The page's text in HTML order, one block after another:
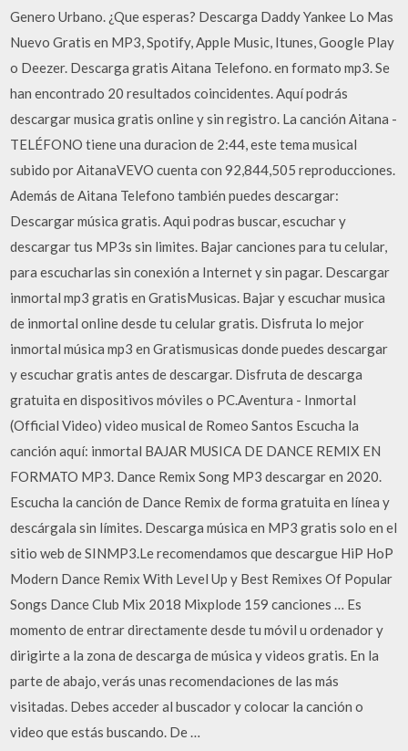
Genero Urbano. ¿Que esperas? Descarga Daddy Yankee Lo Mas
Nuevo Gratis en MP3, Spotify, Apple Music, Itunes, Google Play
o Deezer. Descarga gratis Aitana Telefono. en formato mp3. Se
han encontrado 20 resultados coincidentes. Aquí podrás
descargar musica gratis online y sin registro. La canción Aitana -
TELÉFONO tiene una duracion de 2:44, este tema musical
subido por AitanaVEVO cuenta con 92,844,505 reproducciones.
Además de Aitana Telefono también puedes descargar:
Descargar música gratis. Aqui podras buscar, escuchar y
descargar tus MP3s sin limites. Bajar canciones para tu celular,
para escucharlas sin conexión a Internet y sin pagar. Descargar
inmortal mp3 gratis en GratisMusicas. Bajar y escuchar musica
de inmortal online desde tu celular gratis. Disfruta lo mejor
inmortal música mp3 en Gratismusicas donde puedes descargar
y escuchar gratis antes de descargar. Disfruta de descarga
gratuita en dispositivos móviles o PC.Aventura - Inmortal
(Official Video) video musical de Romeo Santos Escucha la
canción aquí: inmortal BAJAR MUSICA DE DANCE REMIX EN
FORMATO MP3. Dance Remix Song MP3 descargar en 2020.
Escucha la canción de Dance Remix de forma gratuita en línea y
descárgala sin límites. Descarga música en MP3 gratis solo en el
sitio web de SINMP3.Le recomendamos que descargue HiP HoP
Modern Dance Remix With Level Up y Best Remixes Of Popular
Songs Dance Club Mix 2018 Mixplode 159 canciones … Es
momento de entrar directamente desde tu móvil u ordenador y
dirigirte a la zona de descarga de música y videos gratis. En la
parte de abajo, verás unas recomendaciones de las más
visitadas. Debes acceder al buscador y colocar la canción o
video que estás buscando. De …